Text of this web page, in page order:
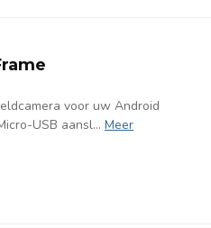
voor uw Android
USB aansl... Meer